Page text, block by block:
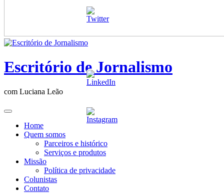
Escritório de Jornalismo
com Luciana Leão
Home
Quem somos
Parceiros e histórico
Serviços e produtos
Missão
Política de privacidade
Colunistas
Contato